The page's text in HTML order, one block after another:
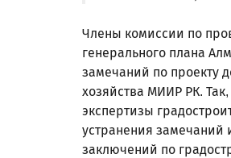
Члены комиссии по
генерального плана
замечаний по проекту
хозяйства МИИР РК.
экспертизы
устранения замечаний
заключений по